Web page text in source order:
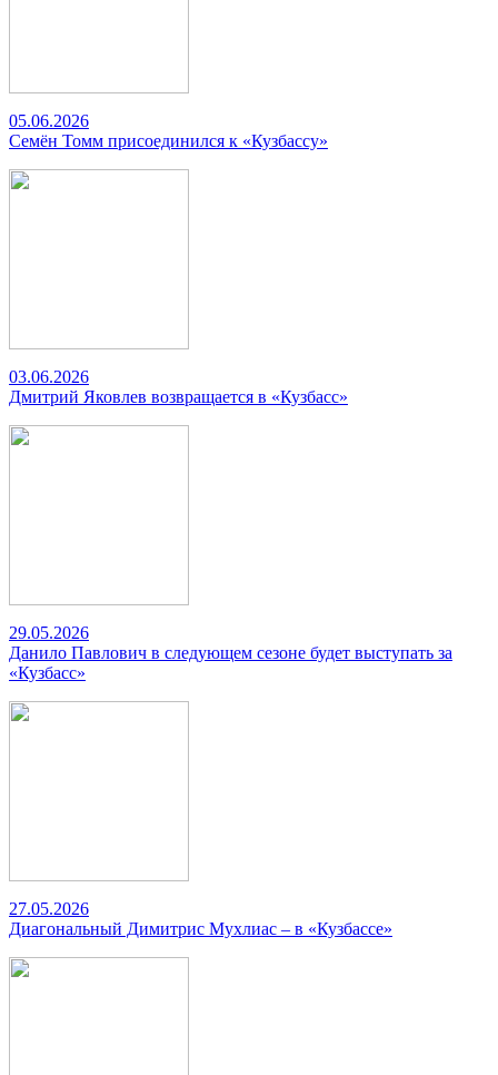
05.06.2026
Семён Томм присоединился к «Кузбассу»
03.06.2026
Дмитрий Яковлев возвращается в «Кузбасс»
29.05.2026
Данило Павлович в следующем сезоне будет выступать за
«Кузбасс»
27.05.2026
Диагональный Димитрис Мухлиас – в «Кузбассе»